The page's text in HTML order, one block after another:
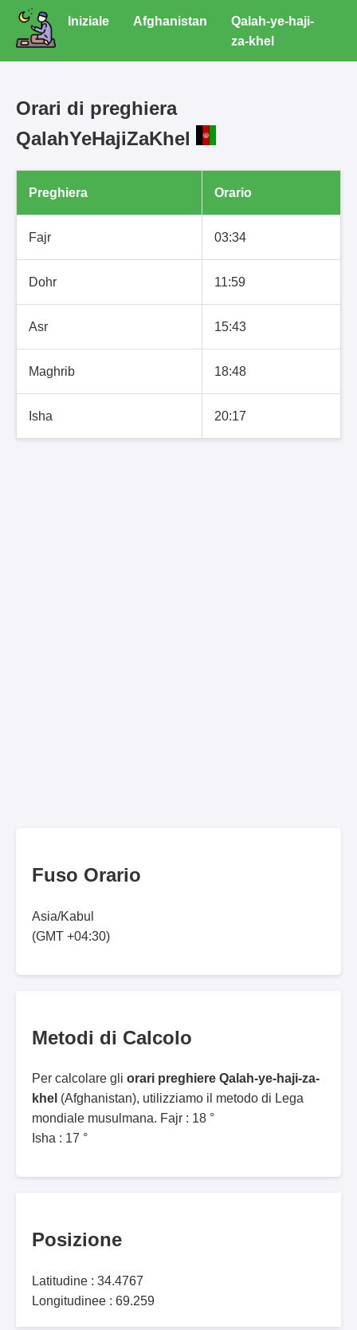
Iniziale Afghanistan
Qalah-ye-haji-
za-khel
Orari di preghiera
QalahYeHajiZaKhel
Preghiera Orario
Fajr 03:34
Dohr 11:59
Asr 15:43
Maghrib 18:48
Isha 20:17
Fuso Orario
Asia/Kabul
(GMT +04:30)
Metodi di Calcolo
Per calcolare gli orari preghiere Qalah-ye-haji-za-
khel (Afghanistan), utilizziamo il metodo di Lega
mondiale musulmana. Fajr : 18 °
Isha : 17 °
Posizione
Latitudine : 34.4767
Longitudinee : 69.259